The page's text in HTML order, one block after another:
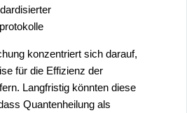
konzentriert sich darauf,
für die Effizienz der
Langfristig könnten diese
Quantenheilung als